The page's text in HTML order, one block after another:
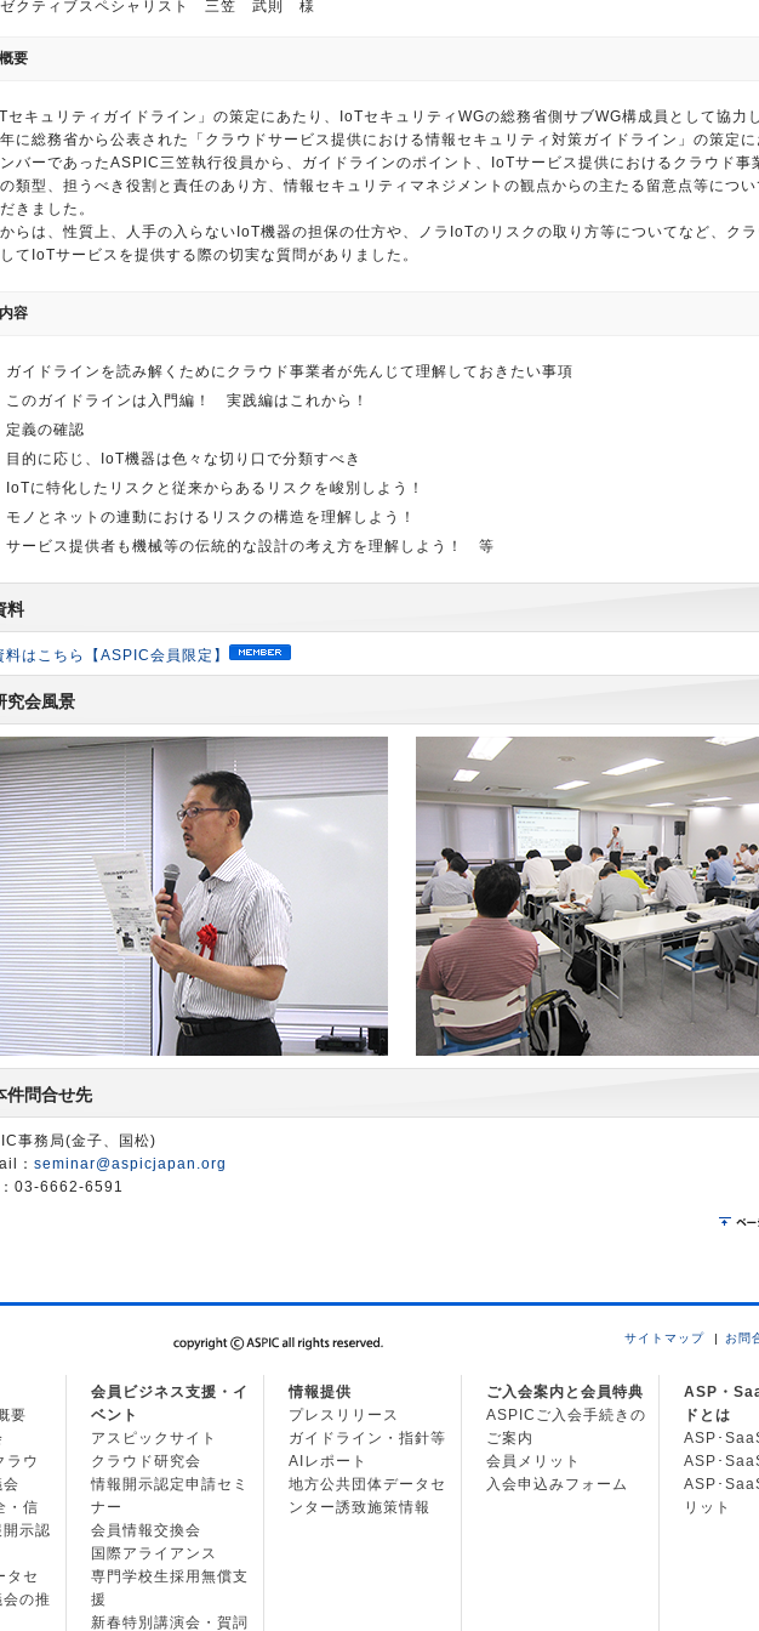
ゼクティブスペシャリスト 三笠 武則 様
要
セキュリティガイドライン」の策定にあたり、IoTセキュリティWGの総務省側サブWG構成員として協力
に総務省から公表された「クラウドサービス提供における情報セキュリティ対策ガイドライン」の策定
バーであったASPIC三笠執行役員から、ガイドラインのポイント、IoTサービス提供におけるクラウド事
類型、担うべき役割と責任のあり方、情報セキュリティマネジメントの観点からの主たる留意点等につい
きました。
らは、性質上、人手の入らないIoT機器の担保の仕方や、ノラIoTのリスクの取り方等についてなど、ク
てIoTサービスを提供する際の切実な質問がありました。
容
イドラインを読み解くためにクラウド事業者が先んじて理解しておきたい事項
のガイドラインは入門編！ 実践編はこれから！
義の確認
的に応じ、IoT機器は色々な切り口で分類すべき
に特化したリスクと従来からあるリスクを峻別しよう！
ノとネットの連動におけるリスクの構造を理解しよう！
ービス提供者も機械等の伝統的な設計の考え方を理解しよう！ 等
料
料はこちら【ASPIC会員限定】
究会風景
件問合せ先
事務局(金子、国松)
： seminar@aspicjapan.org
03-6662-6591
サイトマップ お問
要
ラウ
会
・信
示認
タセ
の推
会員ビジネス支援・イ
ベント
アスピックサイト
クラウド研究会
情報開示認定申請セミ
ナー
会員情報交換会
国際アライアンス
専門学校生採用無償支
援
新春特別講演会・賀詞
情報提供
プレスリリース
ガイドライン・指針等
AIレポート
地方公共団体データセ
ンター誘致施策情報
ご入会案内と会員特典
ASPICご入会手続きの
ご案内
会員メリット
入会申込みフォーム
ASP・
ドとは
ASP･
ASP･
ASP･
リット